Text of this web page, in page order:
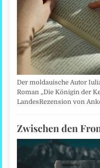
Der moldauische Autor
Roman „Die Königin der
LandesRezension von
Zwischen den